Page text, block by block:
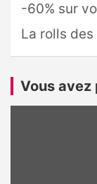
-60% sur
La rolls
Vous avez